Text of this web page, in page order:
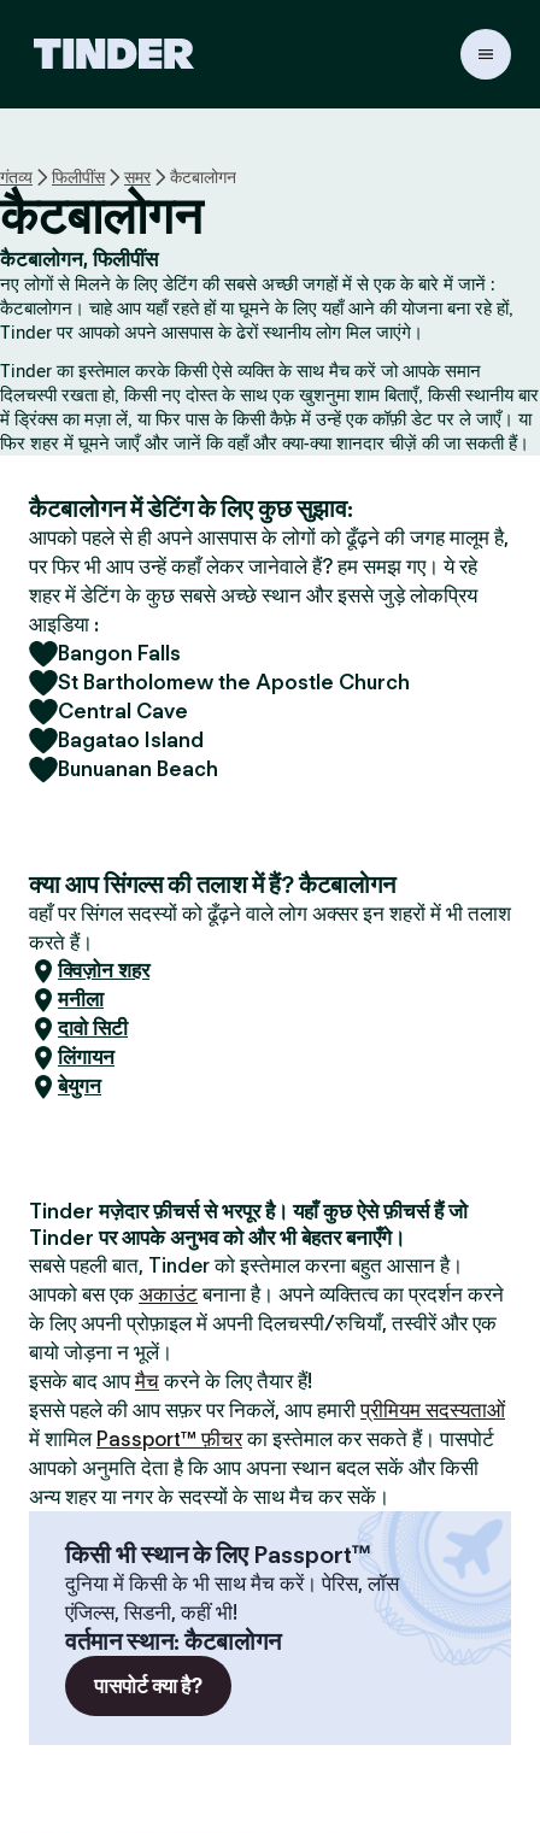
r
हो
म
गंतव्य फिलीपींस समर कैटबालोगन
कैटबालोगन
कैटबालोगन, फिलीपींस
नए लोगों से मिलने के लिए डेटिंग की सबसे अच्छी जगहों में से एक के बारे में जानें :
कैटबालोगन। चाहे आप यहाँ रहते हों या घूमने के लिए यहाँ आने की योजना बना रहे हों,
Tinder पर आपको अपने आसपास के ढेरों स्थानीय लोग मिल जाएंगे।
Tinder का इस्तेमाल करके किसी ऐसे व्यक्ति के साथ मैच करें जो आपके समान
दिलचस्पी रखता हो, किसी नए दोस्त के साथ एक खुशनुमा शाम बिताएँ, किसी स्थानीय बार
में ड्रिंक्स का मज़ा लें, या फिर पास के किसी कैफ़े में उन्हें एक कॉफ़ी डेट पर ले जाएँ। या
फिर शहर में घूमने जाएँ और जानें कि वहाँ और क्या-क्या शानदार चीज़ें की जा सकती हैं।
कैटबालोगन में डेटिंग के लिए कुछ सुझाव:
आपको पहले से ही अपने आसपास के लोगों को ढूँढ़ने की जगह मालूम है,
पर फिर भी आप उन्हें कहाँ लेकर जानेवाले हैं? हम समझ गए। ये रहे
शहर में डेटिंग के कुछ सबसे अच्छे स्थान और इससे जुड़े लोकप्रिय
आइडिया :
Bangon Falls
St Bartholomew the Apostle Church
Central Cave
Bagatao Island
Bunuanan Beach
क्या आप सिंगल्स की तलाश में हैं? कैटबालोगन
वहाँ पर सिंगल सदस्यों को ढूँढ़ने वाले लोग अक्सर इन शहरों में भी तलाश
करते हैं।
क्विज़ोन शहर
मनीला
दावो सिटी
लिंगायन
बेयुगन
Tinder मज़ेदार फ़ीचर्स से भरपूर है। यहाँ कुछ ऐसे फ़ीचर्स हैं जो
Tinder पर आपके अनुभव को और भी बेहतर बनाएँगे।
सबसे पहली बात, Tinder को इस्तेमाल करना बहुत आसान है।
आपको बस एक अकाउंटबनाना है। अपने व्यक्तित्व का प्रदर्शन करने
के लिए अपनी प्रोफ़ाइल में अपनी दिलचस्पी/रुचियाँ, तस्वीरें और एक
बायो जोड़ना न भूलें।
इसके बाद आपमैचकरने के लिए तैयार हैं!
इससे पहले की आप सफ़र पर निकलें, आप हमारीप्रीमियम सदस्यताओं
में शामिल Passport™ फ़ीचरका इस्तेमाल कर सकते हैं। पासपोर्ट
आपको अनुमति देता है कि आप अपना स्थान बदल सकें और किसी
अन्य शहर या नगर के सदस्यों के साथ मैच कर सकें।
किसी भी स्थान के लिए Passport™
दुनिया में किसी के भी साथ मैच करें। पेरिस, लॉस
एंजिल्स, सिडनी, कहीं भी!
वर्तमान स्थान:कैटबालोगन
पासपोर्ट क्या है?